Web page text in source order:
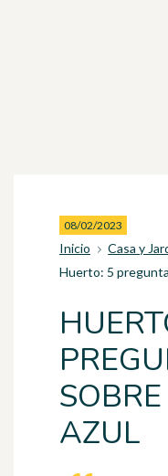
08/02/2023
Inicio
Casa y
Huerto: 5
AZUL